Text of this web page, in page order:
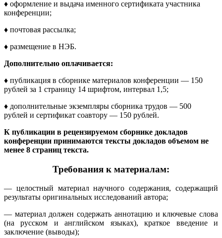
♦ оформление и выдача именного сертификата участника
конференции;
♦ почтовая рассылка;
♦ размещение в НЭБ.
Дополнительно оплачивается:
♦ публикация в сборнике материалов конференции — 150
рублей за 1 страницу 14 шрифтом, интервал 1,5;
♦ дополнительные экземпляры сборника трудов — 500
рублей и сертификат соавтору — 150 рублей.
К публикации в рецензируемом сборнике докладов
конференции принимаются тексты докладов объемом не
менее 8 страниц текста.
Требования к материалам:
— целостный материал научного содержания, содержащий
результаты оригинальных исследований автора;
— материал должен содержать аннотацию и ключевые слова
(на русском и английском языках), краткое введение и
заключение (выводы);